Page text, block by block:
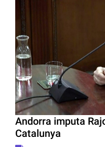
Andorra imputa
Catalunya